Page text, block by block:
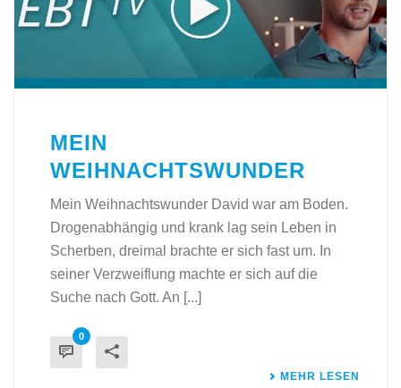
MEIN
WEIHNACHTSWUNDER
Mein Weihnachtswunder David war am Boden.
Drogenabhängig und krank lag sein Leben in
Scherben, dreimal brachte er sich fast um. In
seiner Verzweiflung machte er sich auf die
Suche nach Gott. An [...]
0
MEHR LESEN